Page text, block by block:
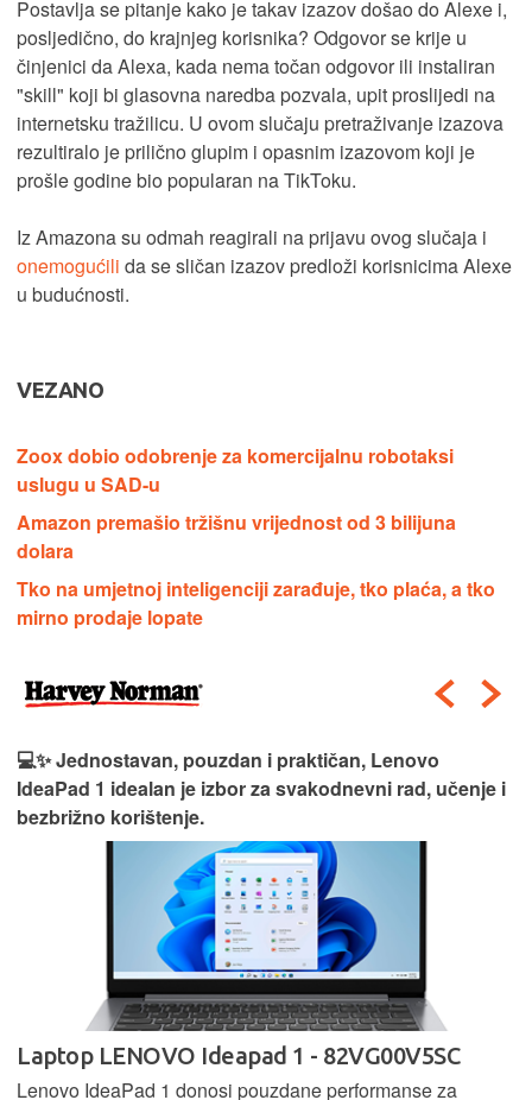
Postavlja se pitanje kako je takav izazov došao do Alexe i,
posljedično, do krajnjeg korisnika? Odgovor se krije u
činjenici da Alexa, kada nema točan odgovor ili instaliran
"skill" koji bi glasovna naredba pozvala, upit proslijedi na
internetsku tražilicu. U ovom slučaju pretraživanje izazova
rezultiralo je prilično glupim i opasnim izazovom koji je
prošle godine bio popularan na TikToku.
Iz Amazona su odmah reagirali na prijavu ovog slučaja i
onemogućili da se sličan izazov predloži korisnicima Alexe
u budućnosti.
VEZANO
Zoox dobio odobrenje za komercijalnu robotaksi
uslugu u SAD-u
Amazon premašio tržišnu vrijednost od 3 bilijuna
dolara
Tko na umjetnoj inteligenciji zarađuje, tko plaća, a tko
mirno prodaje lopate
💻✨ Jednostavan, pouzdan i praktičan, Lenovo
IdeaPad 1 idealan je izbor za svakodnevni rad, učenje i
bezbrižno korištenje.
Laptop LENOVO Ideapad 1 - 82VG00V5SC
Lenovo IdeaPad 1 donosi pouzdane performanse za